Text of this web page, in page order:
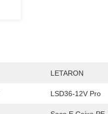
LETARON
LSD36-12V Pro